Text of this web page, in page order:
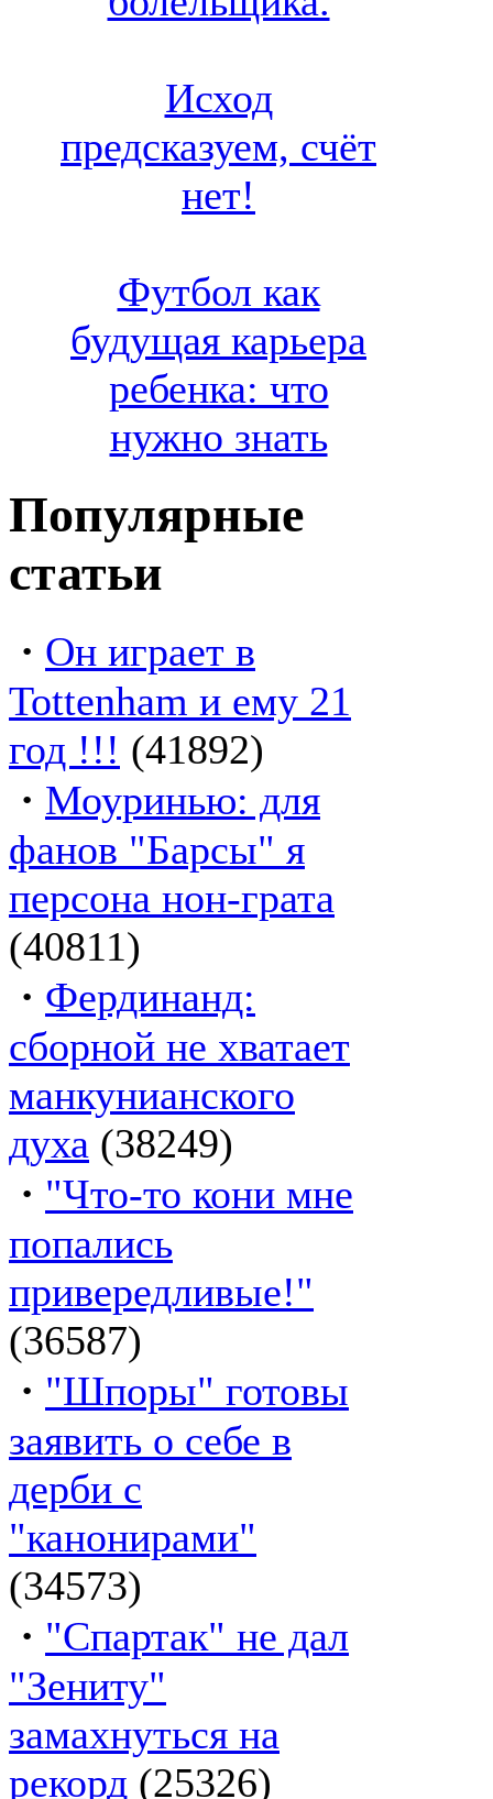
Исход
предсказуем, счёт
нет!
Футбол как
будущая карьера
ребенка: что
нужно знать
Популярные
статьи
· Он играет в
Tottenham и ему 21
год !!! (41892)
· Моуринью: для
фанов "Барсы" я
персона нон-грата
(40811)
· Фердинанд:
сборной не хватает
манкунианского
духа (38249)
· "Что-то кони мне
попались
привередливые!"
(36587)
· "Шпоры" готовы
заявить о себе в
дерби с
"канонирами"
(34573)
· "Спартак" не дал
"Зениту"
замахнуться на
рекорд (25326)